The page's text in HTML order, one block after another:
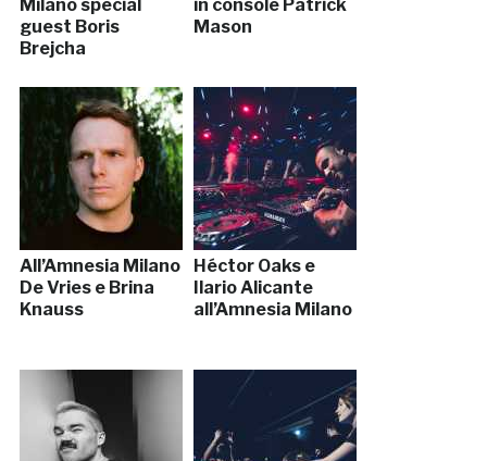
Milano special
guest Boris
Brejcha
in console Patrick
Mason
All’Amnesia Milano
De Vries e Brina
Knauss
Héctor Oaks e
Ilario Alicante
all’Amnesia Milano